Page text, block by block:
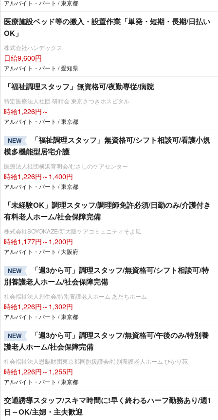
アルバイト・パート / 東京都
医療施設ベッド等の搬入・設置作業「単発・短期・長期/日払い
OK」
株式会社ハンデックス
日給9,600円
アルバイト・パート / 愛知県
「福祉調理スタッフ」無資格可/夜勤専従/病院
特定医療法人社団 研精会 東京さつきホスピタル
時給1,226円～
アルバイト・パート / 東京都
NEW
「福祉調理スタッフ」無資格可/シフト相談可/看護小規
模多機能型居宅介護
医療法人社団横浜育明会/むさしのケアセンター
時給1,226円～1,400円
アルバイト・パート / 東京都
「未経験OK」調理スタッフ/調理師免許必須/日勤のみ/介護付き
有料老人ホーム/社会保障完備
株式会社SOYOKAZE/新大阪ケアコミュニティそよ風
時給1,177円～1,200円
アルバイト・パート / 大阪府
NEW
「週3から可」調理スタッフ/無資格可/シフト相談可/特
別養護老人ホーム/社会保障完備
社会福祉法人創生会/特別養護老人ホーム あだちホーム
時給1,226円～1,302円
アルバイト・パート / 東京都
NEW
「週3から可」調理スタッフ/無資格可/午後のみ/特別養
護老人ホーム/社会保障完備
社会福祉法人恩賜財団東京都同胞援護会/特別養護老人ホーム ひかり苑
時給1,226円～1,255円
アルバイト・パート / 東京都
交通誘導スタッフ/スキマ時間に!早く終わるハーフ勤務あり/週1
日～OK/主婦・主夫歓迎